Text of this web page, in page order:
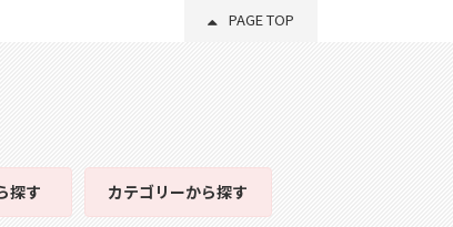
PAGE TOP
探す カテゴリーから探す